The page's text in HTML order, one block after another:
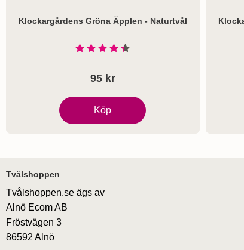
Klockargårdens Gröna Äpplen - Naturtvål
Betyg: 4.5 Stjärnor av 5
95 kr
Köp
Klockargårdens Gröna Äpplen - Naturtvål
Sidfot Blandad info och länkar
Tvålshoppen
Tvålshoppen.se ägs av
Alnö Ecom AB
Fröstvägen 3
86592 Alnö